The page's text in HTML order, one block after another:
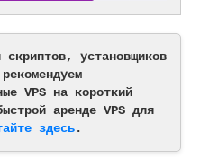
скриптов, установщиков
VPS на короткий
аренде VPS для
здесь.